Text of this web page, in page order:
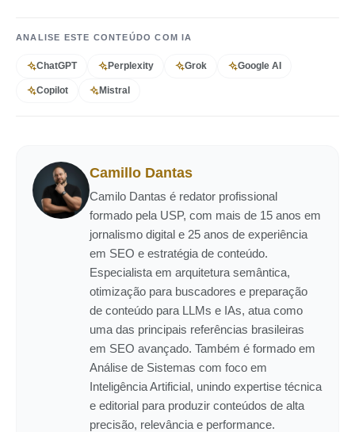
ANALISE ESTE CONTEÚDO COM IA
ChatGPT Perplexity Grok Google AI
Copilot Mistral
Camillo Dantas
Camilo Dantas é redator profissional
formado pela USP, com mais de 15 anos em
jornalismo digital e 25 anos de experiência
em SEO e estratégia de conteúdo.
Especialista em arquitetura semântica,
otimização para buscadores e preparação
de conteúdo para LLMs e IAs, atua como
uma das principais referências brasileiras
em SEO avançado. Também é formado em
Análise de Sistemas com foco em
Inteligência Artificial, unindo expertise técnica
e editorial para produzir conteúdos de alta
precisão, relevância e performance.